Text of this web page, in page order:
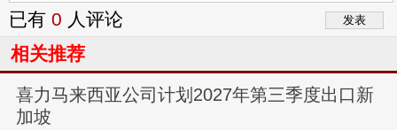
已有 0 人评论
相关推荐
喜力马来西亚公司计划2027年第三季度出口新
加坡